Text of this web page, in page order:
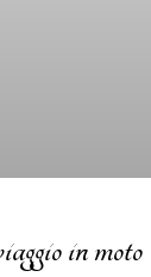
in moto